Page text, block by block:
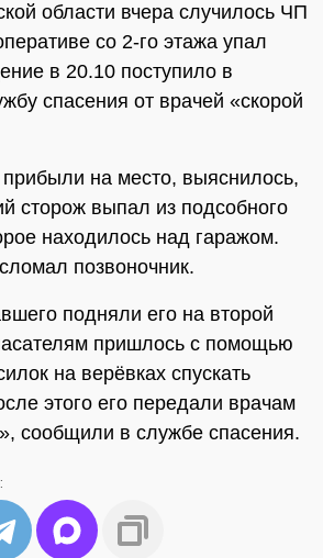
области вчера случилось ЧП
со 2-го этажа упал
в 20.10 поступило в
спасения от врачей «скорой
прибыли на место, выяснилось,
сторож выпал из подсобного
находилось над гаражом.
позвоночник.
подняли его на второй
пришлось с помощью
на верёвках спускать
этого его передали врачам
сообщили в службе спасения.